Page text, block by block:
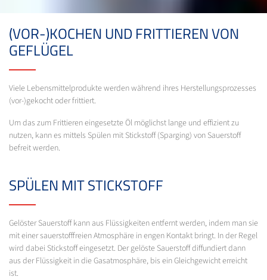
(VOR-)KOCHEN UND FRITTIEREN VON
GEFLÜGEL
Viele Lebensmittelprodukte werden während ihres Herstellungsprozesses
(vor-)gekocht oder frittiert.
Um das zum Frittieren eingesetzte Öl möglichst lange und effizient zu
nutzen, kann es mittels Spülen mit Stickstoff (Sparging) von Sauerstoff
befreit werden.
SPÜLEN MIT STICKSTOFF
Gelöster Sauerstoff kann aus Flüssigkeiten entfernt werden, indem man sie
mit einer sauerstofffreien Atmosphäre in engen Kontakt bringt. In der Regel
wird dabei Stickstoff eingesetzt. Der gelöste Sauerstoff diffundiert dann
aus der Flüssigkeit in die Gasatmosphäre, bis ein Gleichgewicht erreicht
ist.